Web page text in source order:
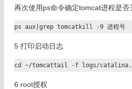
再次使用ps命令确定tomcat进程是
ps aux|grep tomcatkill -9 进程号
5 打印启动日志
cd ~/tomcattail -f logs/
6 root授权